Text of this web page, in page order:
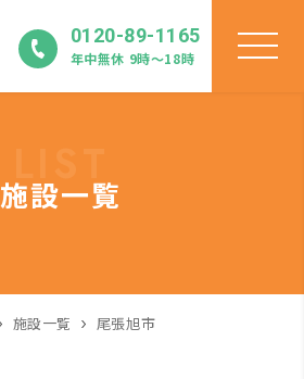
0120-89-1165
年中無休 9時〜18時
施設一覧
施設一覧 尾張旭市